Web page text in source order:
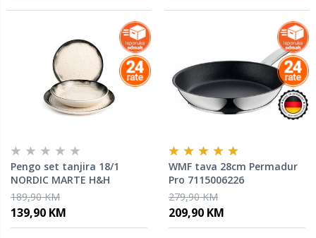
Pengo set tanjira 18/1
NORDIC MARTE H&H
189,90 KM
139,90 KM
WMF tava 28cm Permadur
Pro 7115006226
279,90 KM
209,90 KM